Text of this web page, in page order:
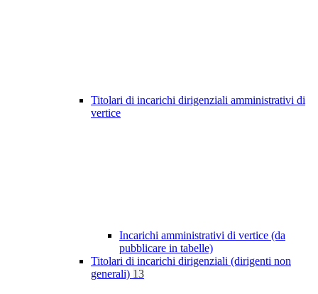
Titolari di incarichi dirigenziali amministrativi di
vertice
Incarichi amministrativi di vertice (da
pubblicare in tabelle)
Titolari di incarichi dirigenziali (dirigenti non
generali) 13